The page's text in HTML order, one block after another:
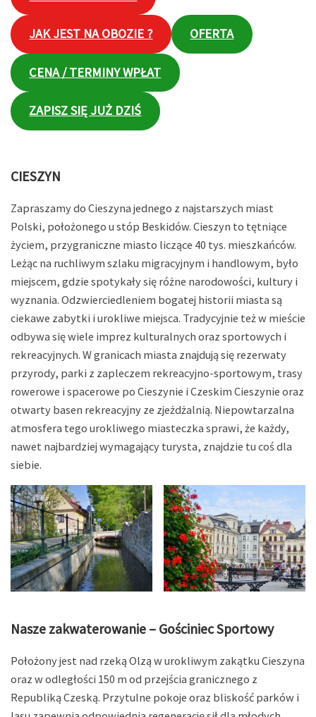
JAK JEST NA OBOZIE ? OFERTA
CENA / TERMINY WPŁAT
ZAPISZ SIĘ JUŻ DZIŚ
CIESZYN
Zapraszamy do Cieszyna jednego z najstarszych miast
Polski, położonego u stóp Beskidów. Cieszyn to tętniące
życiem, przygraniczne miasto liczące 40 tys. mieszkańców.
Leżąc na ruchliwym szlaku migracyjnym i handlowym, było
miejscem, gdzie spotykały się różne narodowości, kultury i
wyznania. Odzwierciedleniem bogatej historii miasta są
ciekawe zabytki i urokliwe miejsca. Tradycyjnie też w mieście
odbywa się wiele imprez kulturalnych oraz sportowych i
rekreacyjnych. W granicach miasta znajdują się rezerwaty
przyrody, parki z zapleczem rekreacyjno-sportowym, trasy
rowerowe i spacerowe po Cieszynie i Czeskim Cieszynie oraz
otwarty basen rekreacyjny ze zjeżdżalnią. Niepowtarzalna
atmosfera tego urokliwego miasteczka sprawi, że każdy,
nawet najbardziej wymagający turysta, znajdzie tu coś dla
siebie.
Nasze zakwaterowanie – Gościniec Sportowy
Położony jest nad rzeką Olzą w urokliwym zakątku Cieszyna
oraz w odległości 150 m od przejścia granicznego z
Republiką Czeską. Przytulne pokoje oraz bliskość parków i